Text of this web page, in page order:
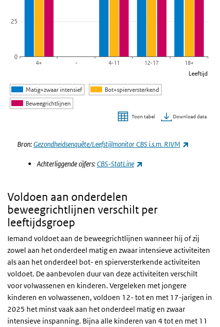
Leeftijd
Matig+zwaar intensief
Bot+spierversterkend
Beweegrichtlijnen
0
25
4+ - 4-11 12-17 18+
Toon tabel Download data
Bron: Gezondheidsenquête/Leefstijlmonitor CBS i.s.m. RIVM
Achterliggende cijfers: CBS-StatLine
Voldoen aan onderdelen
beweegrichtlijnen verschilt per
leeftijdsgroep
Iemand voldoet aan de beweegrichtlijnen wanneer hij of zij
zowel aan het onderdeel matig en zwaar intensieve activiteiten
als aan het onderdeel bot- en spierversterkende activiteiten
voldoet. De aanbevolen duur van deze activiteiten verschilt
voor volwassenen en kinderen. Vergeleken met jongere
kinderen en volwassenen, voldoen 12- tot en met 17-jarigen in
2025 het minst vaak aan het onderdeel matig en zwaar
intensieve inspanning. Bijna alle kinderen van 4 tot en met 11